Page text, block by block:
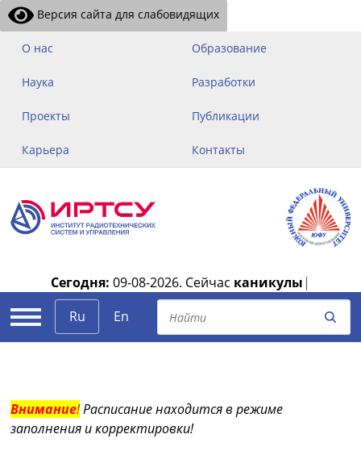
Версия сайта для слабовидящих
О нас Образование
Наука Разработки
Проекты Публикации
Карьера Контакты
Сегодня: 09-08-2026. Сейчас каникулы |
Ru
En
Внимание!Расписание находится в режиме
заполнения и корректировки!